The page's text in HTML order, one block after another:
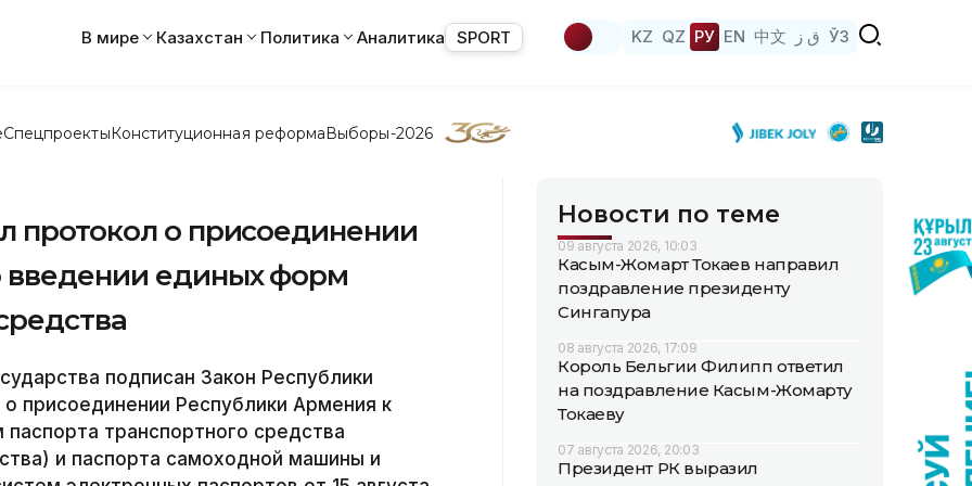
В мире Казахстан Политика Аналитика SPORT KZ QZ РУ EN 中文 ق ز ЎЗ
СпецпроектыКонституционная реформаВыборы-2026
протокол о присоединении
единых форм
подписан Закон Республики
присоединении Республики Армения к
транспортного средства
и паспорта самоходной машины и
Новости по теме
09 августа 2026, 10:03
Касым-Жомарт Токаев направил
поздравление президенту
Сингапура
08 августа 2026, 17:09
Король Бельгии Филипп ответил
на поздравление Касым-Жомарту
Токаеву
07 августа 2026, 20:03
Президент РК выразил